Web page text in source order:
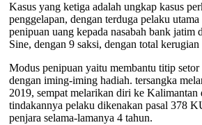
Kasus yang ketiga adalah ungkap kasus
penggelapan, dengan terduga pelaku
penipuan uang kepada nasabah bank jatim
Sine, dengan 9 saksi, dengan total
Modus penipuan yaitu membantu titip
dengan iming-iming hadiah. tersangka
2019, sempat melarikan diri ke
tindakannya pelaku dikenakan pasal 378
penjara selama-lamanya 4 tahun.